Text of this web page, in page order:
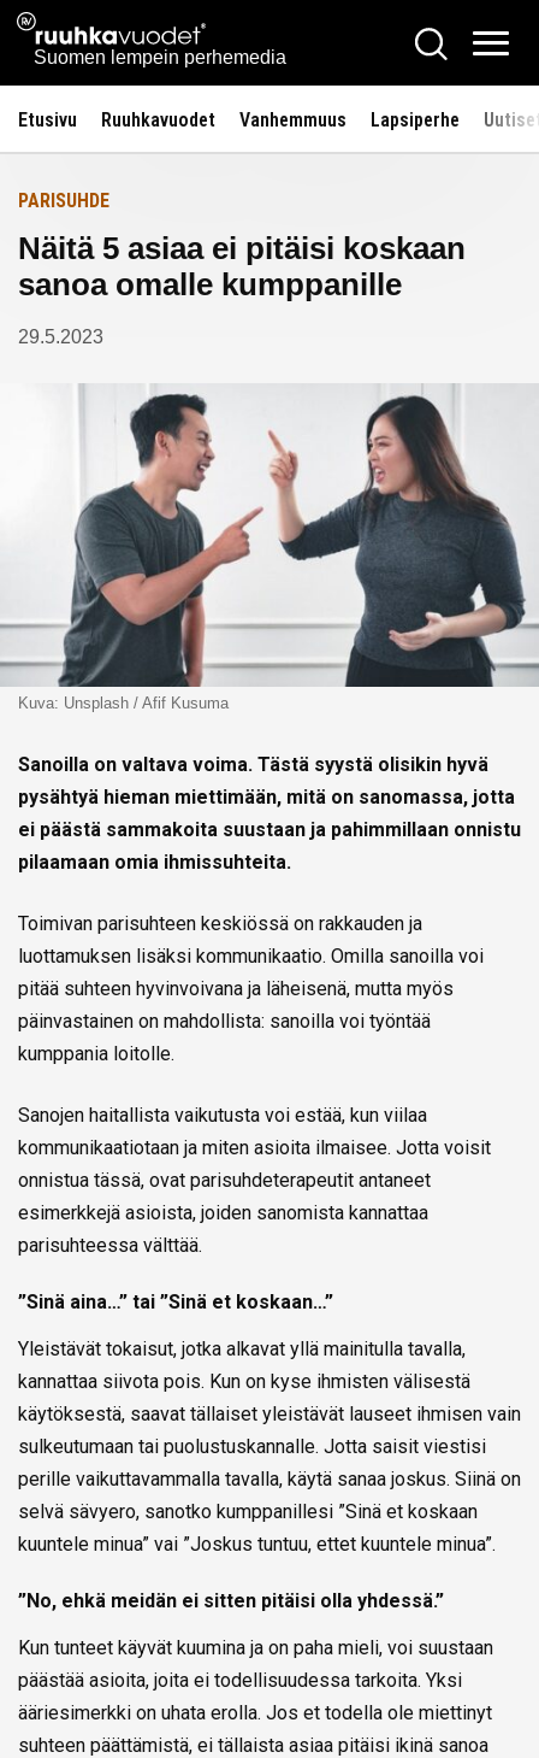
Siirry
sisältöön
Ruuhkavuodet.fi
Suomen lempein perhemedia
Hae
Etusivu Ruuhkavuodet Vanhemmuus Lapsiperhe
Etusivulle
PARISUHDE
Näitä 5 asiaa ei pitäisi koskaan
sanoa omalle kumppanille
29.5.2023
Kuva: Unsplash / Afif Kusuma
Sanoilla on valtava voima. Tästä syystä olisikin hyvä
pysähtyä hieman miettimään, mitä on sanomassa, jotta
ei päästä sammakoita suustaan ja pahimmillaan onnistu
pilaamaan omia ihmissuhteita.
Toimivan parisuhteen keskiössä on rakkauden ja
luottamuksen lisäksi kommunikaatio. Omilla sanoilla voi
pitää suhteen hyvinvoivana ja läheisenä, mutta myös
päinvastainen on mahdollista: sanoilla voi työntää
kumppania loitolle.
Sanojen haitallista vaikutusta voi estää, kun viilaa
kommunikaatiotaan ja miten asioita ilmaisee. Jotta voisit
onnistua tässä, ovat parisuhdeterapeutit antaneet
esimerkkejä asioista, joiden sanomista kannattaa
parisuhteessa välttää.
”Sinä aina…” tai ”Sinä et koskaan…”
Yleistävät tokaisut, jotka alkavat yllä mainitulla tavalla,
kannattaa siivota pois. Kun on kyse ihmisten välisestä
käytöksestä, saavat tällaiset yleistävät lauseet ihmisen vain
sulkeutumaan tai puolustuskannalle. Jotta saisit viestisi
perille vaikuttavammalla tavalla, käytä sanaa joskus. Siinä on
selvä sävyero, sanotko kumppanillesi ”Sinä et koskaan
kuuntele minua” vai ”Joskus tuntuu, ettet kuuntele minua”.
”No, ehkä meidän ei sitten pitäisi olla yhdessä.”
Kun tunteet käyvät kuumina ja on paha mieli, voi suustaan
päästää asioita, joita ei todellisuudessa tarkoita. Yksi
ääriesimerkki on uhata erolla. Jos et todella ole miettinyt
suhteen päättämistä, ei tällaista asiaa pitäisi ikinä sanoa